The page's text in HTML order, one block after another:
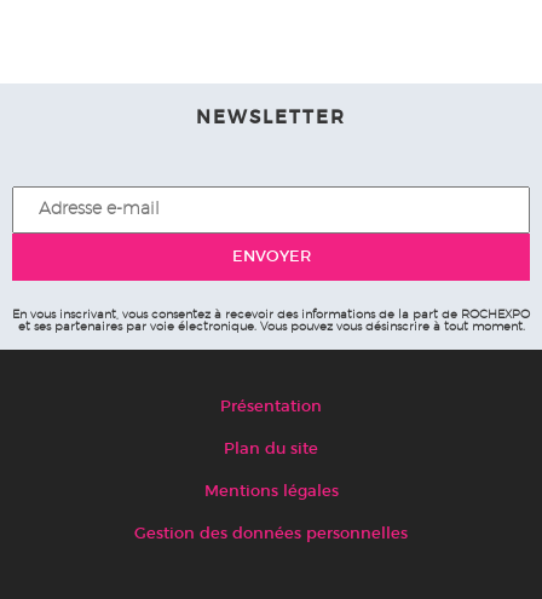
NEWSLETTER
En vous inscrivant, vous consentez à recevoir des informations de la part de ROCHEXPO
et ses partenaires par voie électronique. Vous pouvez vous désinscrire à tout moment.
Présentation
Plan du site
Mentions légales
Gestion des données personnelles